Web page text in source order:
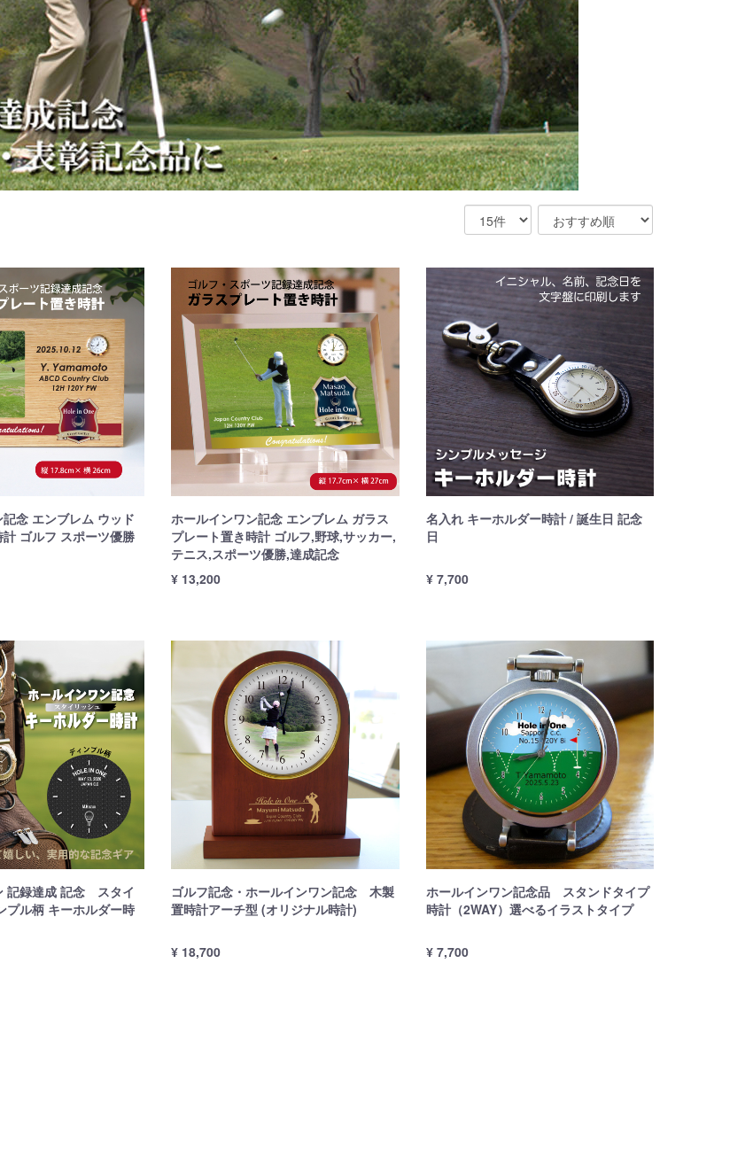
念 エンブレム ウッド
ゴルフ スポーツ優勝
ホールインワン記念 エンブレム ガラス
プレート置き時計 ゴルフ,野球,サッカー,
テニス,スポーツ優勝,達成記念
¥ 13,200
名入れ キーホルダー時計 / 誕生日 記念
日
¥ 7,700
記録達成 記念 スタイ
プル柄 キーホルダー時
ゴルフ記念・ホールインワン記念 木製
置時計アーチ型 (オリジナル時計)
¥ 18,700
ホールインワン記念品 スタンドタイプ
時計（2WAY）選べるイラストタイプ
¥ 7,700